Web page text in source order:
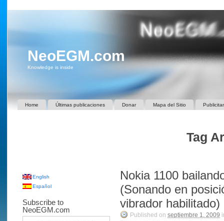
NeoEGM.com
Knowledge is inside
Home Últimas publicaciones Donar Mapa del Sitio
Tag
Nokia 1100
(Sonando en
vibrador habilitado)
Published on septiembre 1, 2009
English
Español
Subscribe to
NeoEGM.com